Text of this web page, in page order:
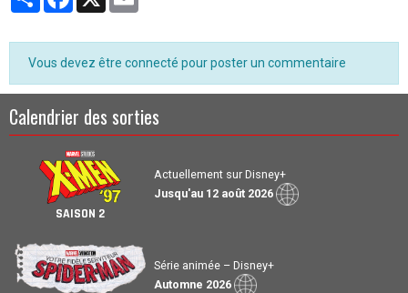
Vous devez être connecté pour poster un commentaire
Calendrier des sorties
SAISON 2
Actuellement sur Disney+
Jusqu'au 12 août 2026
Série animée – Disney+
Automne 2026